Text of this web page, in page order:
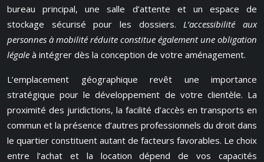
bureau principal, une salle d’attente et un espace de
stockage sécurisé pour les dossiers.L’accessibilité aux
personnes à mobilité réduite constitue également une obligation
légale à intégrer dès la conception de votre aménagement.
L’emplacement géographique revêt une importance
stratégique pour le développement de votre clientèle. La
proximité des juridictions, la facilité d’accès en transports en
commun et la présence d’autres professionnels du droit dans
le quartier constituent autant de facteurs favorables. Le choix
entre l’achat et la location dépend de vos capacités